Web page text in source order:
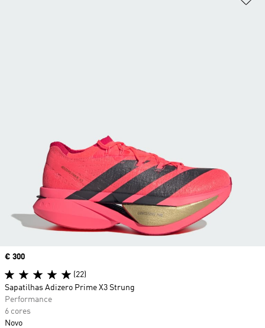
Price
€ 300
(22)
Sapatilhas Adizero Prime X3 Strung
Performance
6 cores
Novo